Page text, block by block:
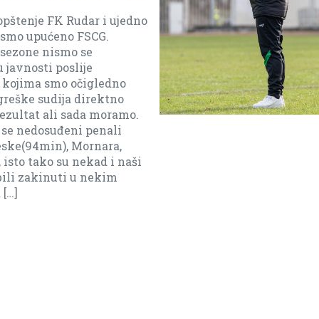
Tivta
Imamo dever finala do kraja da
dodjemo do baraža(ostanak bez baraza
je moguć ali moramo biti realni i reći
da je sad daleko).